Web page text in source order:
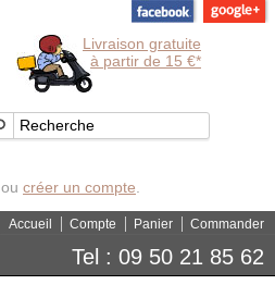
Livraison gratuite
à partir de 15 €*
ou créer un compte
Tel : 09 50 21 85 62
Accueil Compte Panier Commander